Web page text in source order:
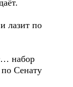
лазит по
набор
Сенату